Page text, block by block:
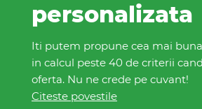
personalizata
Iti putem propune cea mai
in calcul peste 40 de criterii
oferta. Nu ne crede pe cuvant!
Citeste povestile